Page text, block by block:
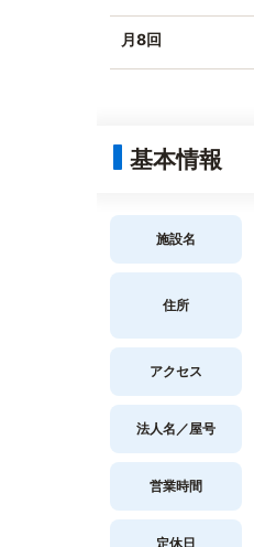
月8回
基本情報
施設名
住所
アクセス
法人名／屋号
営業時間
定休日